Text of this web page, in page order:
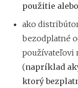
použitie
ako
bezodplatné
používateľovi
(napríklad
ktorý